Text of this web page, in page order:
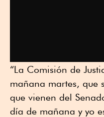
“La Comisión de
mañana martes, que
que vienen del
día de mañana y yo